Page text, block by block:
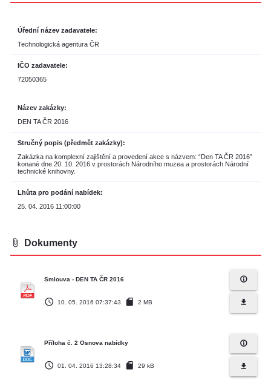
Úřední název zadavatele
Technologická agentura ČR
IČO zadavatele
72050365
Název zakázky
DEN TA ČR 2016
Stručný popis (předmět zakázky)
Zakázka na komplexní zajištění a provedení akce s názvem: “Den TA ČR 2016”
konané dne 20. 10. 2016 v prostorách Národního muzea a prostorách Národní
technické knihovny.
Lhůta pro podání nabídek
25. 04. 2016 11:00:00
attach_file Dokumenty
Smlouva - DEN TA ČR 2016
access_time 10. 05. 2016 07:37:43 sd_card 2 MB
info_outline
file_download
Příloha č. 2 Osnova nabídky
access_time 01. 04. 2016 13:28:34 sd_card 29 kB
info_outline
file_download